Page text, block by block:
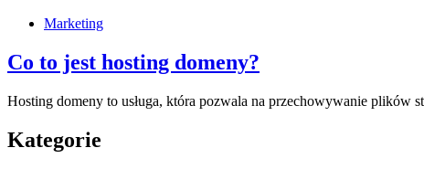
Marketing
Co to jest hosting domeny?
Hosting domeny to usługa, która pozwala na przechowywanie
Kategorie